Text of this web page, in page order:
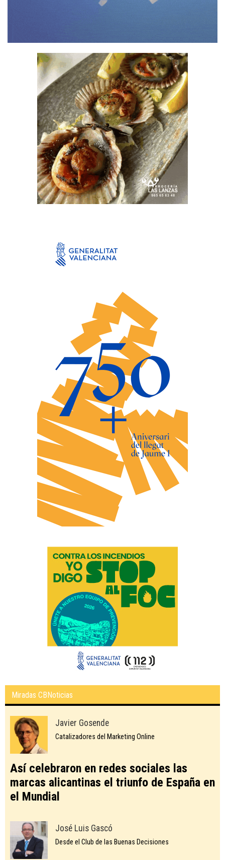
Miradas CBNoticias
Javier Gosende
Catalizadores del Marketing Online
Así celebraron en redes sociales las
marcas alicantinas el triunfo de España en
el Mundial
José Luis Gascó
Desde el Club de las Buenas Decisiones